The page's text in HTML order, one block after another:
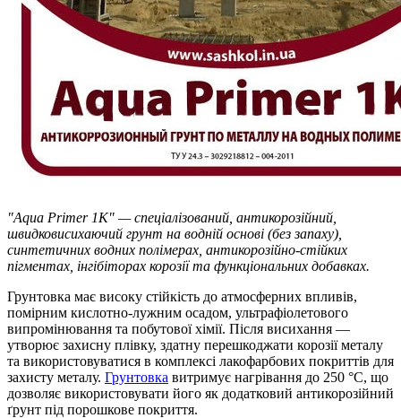
"Aqua Primer 1K" — спеціалізований, антикорозійний,
швидковисихаючий грунт на водній основі (без запаху),
синтетичних водних полімерах, антикорозійно-стійких
пігментах, інгібіторах корозії та функціональних добавках.
Грунтовка має високу стійкість до атмосферних впливів,
помірним кислотно-лужним осадом, ультрафіолетового
випромінювання та побутової хімії. Після висихання —
утворює захисну плівку, здатну перешкоджати корозії металу
та використовуватися в комплексі лакофарбових покриттів для
захисту металу. Грунтовка витримує нагрівання до 250 °С, що
дозволяє використовувати його як додатковий антикорозійний
ґрунт під порошкове покриття.